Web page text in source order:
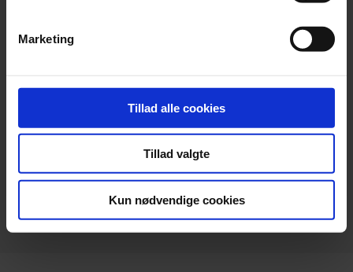
Marketing
Tillad alle cookies
Tillad valgte
Kun nødvendige cookies
DK-9220 Aalborg Ø
Telefax:+45 96 34 79 30
info@beierholm.dk